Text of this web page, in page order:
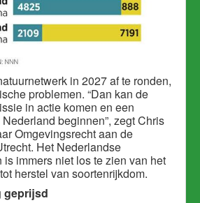
in 2027 af te ronden,
problemen. “Dan kan de
in actie komen en een
Nederland beginnen”, zegt Chris
Omgevingsrecht aan de
Het Nederlandse
is immers niet los te zien van het
herstel van soortenrijkdom.
geprijsd